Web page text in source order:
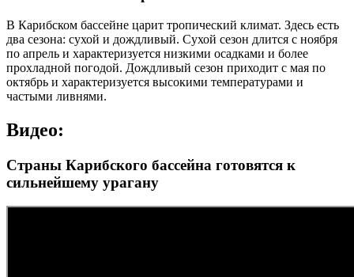
В Карибском бассейне царит тропический климат. Здесь есть
два сезона: сухой и дождливый. Сухой сезон длится с ноября
по апрель и характеризуется низкими осадками и более
прохладной погодой. Дождливый сезон приходит с мая по
октябрь и характеризуется высокими температурами и
частыми ливнями.
Видео:
Страны Карибского бассейна готовятся к
сильнейшему урагану